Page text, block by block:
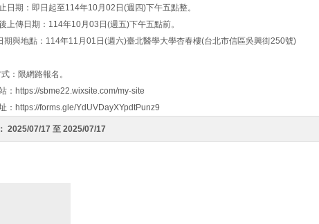
日期：即日起至114年10月02日(週四)下午五點整。
上傳日期：114年10月03日(週五)下午五點前。
期與地點：114年11月01日(週六)臺北醫學大學杏春樓(台北市信區吳興街250號)
：限網路報名。
：https://sbme22.wixsite.com/my-site
：https://forms.gle/YdUVDayXYpdtPunz9
2025/07/17 至 2025/07/17